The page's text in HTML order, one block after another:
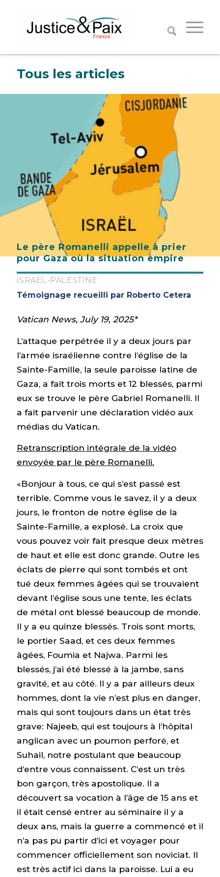
Tous les articles
Le père Romanelli appelle à prier
pour Gaza où la situation empire
ISRAËL-PALESTINE
Témoignage recueilli par Roberto Cetera
Vatican News, July 19, 2025*
L’attaque perpétrée il y a deux jours par
l’armée israélienne contre l’église de la
Sainte-Famille, la seule paroisse latine de
Gaza, a fait trois morts et 12 blessés, parmi
eux se trouve le père Gabriel Romanelli. Il
a fait parvenir une déclaration vidéo aux
médias du Vatican.
Retranscription intégrale de la vidéo
envoyée par le père Romanelli.
«Bonjour à tous, ce qui s’est passé est
terrible. Comme vous le savez, il y a deux
jours, le fronton de notre église de la
Sainte-Famille, a explosé. La croix que
vous pouvez voir fait presque deux mètres
de haut et elle est donc grande. Outre les
éclats de pierre qui sont tombés et ont
tué deux femmes âgées qui se trouvaient
devant l’église sous une tente, les éclats
de métal ont blessé beaucoup de monde.
Il y a eu quinze blessés. Trois sont morts,
le portier Saad, et ces deux femmes
âgées, Foumia et Najwa. Parmi les
blessés, j’ai été blessé à la jambe, sans
gravité, et au côté. Il y a par ailleurs deux
hommes, dont la vie n’est plus en danger,
mais qui sont toujours dans un état très
grave: Najeeb, qui est toujours à l’hôpital
anglican avec un poumon perforé, et
Suhail, notre postulant que beaucoup
d’entre vous connaissent. C’est un très
bon garçon, très apostolique. Il a
découvert sa vocation à l’âge de 15 ans et
il était censé entrer au séminaire il y a
deux ans, mais la guerre a commencé et il
n’a pas pu partir d’ici et voyager pour
commencer officiellement son noviciat. Il
est très actif ici dans la paroisse. Lui a eu